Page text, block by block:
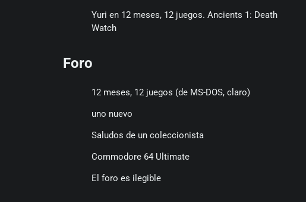
Yuri en 12 meses, 12 juegos. Ancients 1: Death
Watch
Foro
12 meses, 12 juegos (de MS-DOS, claro)
uno nuevo
Saludos de un coleccionista
Commodore 64 Ultimate
El foro es ilegible